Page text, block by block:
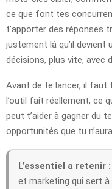
ce que font tes
t’apporter des réponses
justement là qu’il devient
décisions, plus vite, avec
Avant de te lancer, il faut
l’outil fait réellement, ce
peut t’aider à gagner du
opportunités que tu
L’essentiel a retenir :
et marketing qui sert